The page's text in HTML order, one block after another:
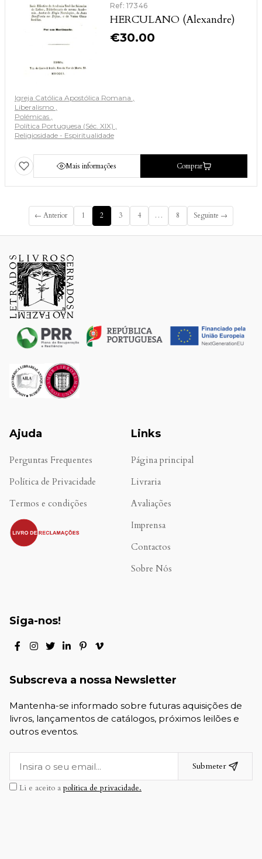
Ref: 17346
HERCULANO (Alexandre)
€30.00
Igreja Católica Apostólica Romana
Liberalismo
Polémicas
Política Portuguesa (Séc. XIX)
Religiosidade - Espiritualidade
Mais informações Comprar
← Anterior 1 2 3 4 … 8 Seguinte →
Ajuda
Perguntas Frequentes
Política de Privacidade
Termos e condições
.
Links
Página principal
Livraria
Avaliações
Imprensa
Contactos
Sobre Nós
Siga-nos!
Subscreva a nossa Newsletter
Mantenha-se informado sobre futuras aquisições de
livros, lançamentos de catálogos, próximos leilões e
outros eventos.
Submeter
Li e aceito a política de privacidade.